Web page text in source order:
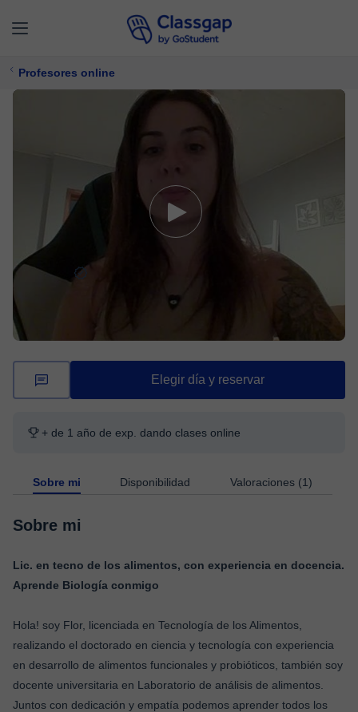
Profesores online
María F.
Elegir día y reservar
+ de 1 año de exp. dando clases online
Sobre mi Disponibilidad Valoraciones (1)
Sobre mi
Lic. en tecno de los alimentos, con experiencia en docencia.
Aprende Biología conmigo
Hola! soy Flor, licenciada en Tecnología de los Alimentos,
realizando el doctorado en ciencia y tecnología con experiencia
en desarrollo de alimentos funcionales y probióticos, también soy
docente universitaria en Laboratorio de análisis de alimentos.
Juntos con dedicación y empatía podemos aprender todos los